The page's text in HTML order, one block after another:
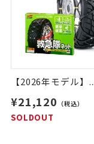
【2026年モデル】...
¥21,120 （税込）
SOLDOUT